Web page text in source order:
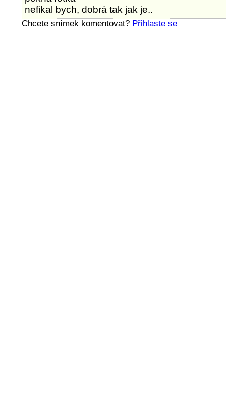
nefikal bych, dobrá tak jak je..
Chcete snímek komentovat? Přihlaste se